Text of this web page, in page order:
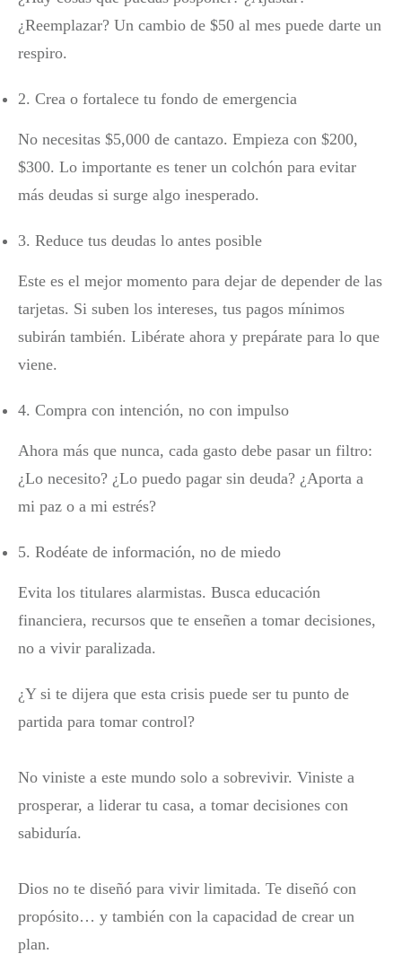
¿Reemplazar? Un cambio de $50 al mes puede darte un
respiro.
2. Crea o fortalece tu fondo de emergencia
No necesitas $5,000 de cantazo. Empieza con $200,
$300. Lo importante es tener un colchón para evitar
más deudas si surge algo inesperado.
3. Reduce tus deudas lo antes posible
Este es el mejor momento para dejar de depender de las
tarjetas. Si suben los intereses, tus pagos mínimos
subirán también. Libérate ahora y prepárate para lo que
viene.
4. Compra con intención, no con impulso
Ahora más que nunca, cada gasto debe pasar un filtro:
¿Lo necesito? ¿Lo puedo pagar sin deuda? ¿Aporta a
mi paz o a mi estrés?
5. Rodéate de información, no de miedo
Evita los titulares alarmistas. Busca educación
financiera, recursos que te enseñen a tomar decisiones,
no a vivir paralizada.
¿Y si te dijera que esta crisis puede ser tu punto de
partida para tomar control?
No viniste a este mundo solo a sobrevivir. Viniste a
prosperar, a liderar tu casa, a tomar decisiones con
sabiduría.
Dios no te diseñó para vivir limitada. Te diseñó con
propósito… y también con la capacidad de crear un
plan.